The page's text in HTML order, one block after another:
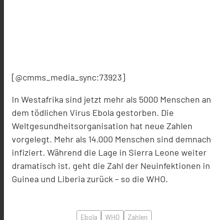
[@cmms_media_sync:73923]
In Westafrika sind jetzt mehr als 5000 Menschen an
dem tödlichen Virus Ebola gestorben. Die
Weltgesundheitsorganisation hat neue Zahlen
vorgelegt. Mehr als 14.000 Menschen sind demnach
infiziert. Während die Lage in Sierra Leone weiter
dramatisch ist, geht die Zahl der Neuinfektionen in
Guinea und Liberia zurück – so die WHO.
Ebola WHO Zahlen